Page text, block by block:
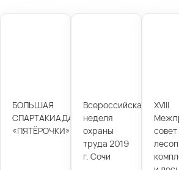
БОЛЬШАЯ
СПАРТАКИАДА
«ПЯТЁРОЧКИ»
Всероссийская
неделя
охраны
труда 2019
г. Сочи
XVIII